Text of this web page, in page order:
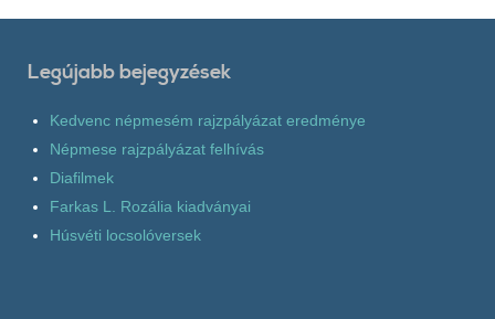
Legújabb bejegyzések
Kedvenc népmesém rajzpályázat eredménye
Népmese rajzpályázat felhívás
Diafilmek
Farkas L. Rozália kiadványai
Húsvéti locsolóversek